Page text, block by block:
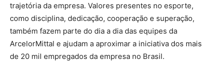
trajetória da empresa. Valores presentes no esporte,
como disciplina, dedicação, cooperação e superação,
também fazem parte do dia a dia das equipes da
ArcelorMittal e ajudam a aproximar a iniciativa dos mais
de 20 mil empregados da empresa no Brasil.